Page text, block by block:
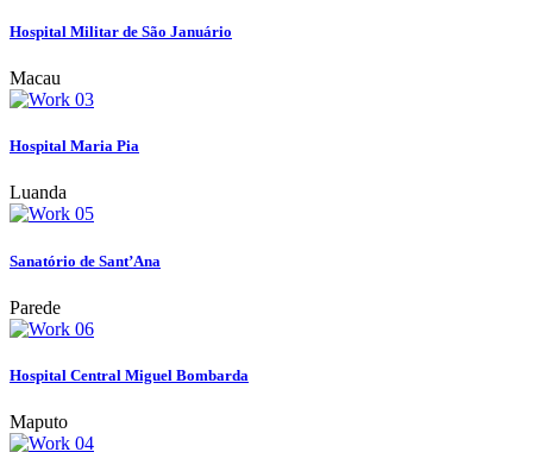
Hospital Militar de São Januário
Macau
Hospital Maria Pia
Luanda
Sanatório de Sant’Ana
Parede
Hospital Central Miguel Bombarda
Maputo